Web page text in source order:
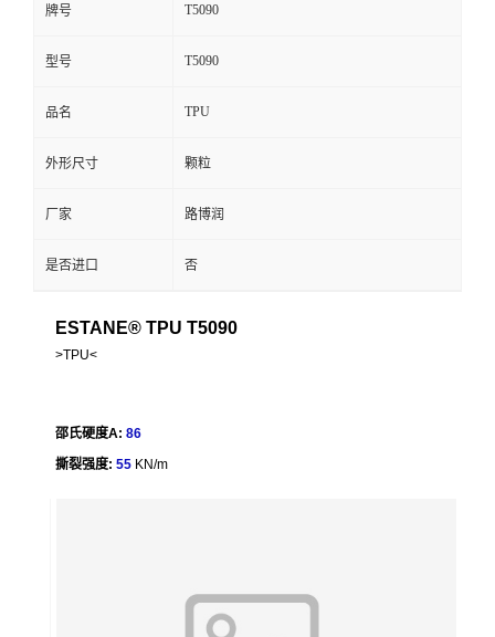
牌号 T5090
型号 T5090
品名 TPU
外形尺寸 颗粒
厂家 路博润
是否进口 否
ESTANE® TPU T5090
>TPU<
邵氏硬度A: 86
撕裂强度: 55 KN/m